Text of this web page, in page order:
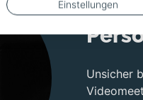
– ein klarer Vorteil
Kurvenlicht vorne und
Unsicher
Einstellungen